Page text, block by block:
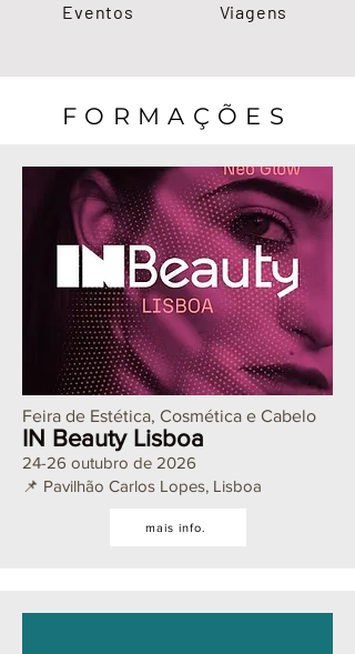
Eventos Viagens
FORMAÇÕES
Feira de Estética, Cosmética e Cabelo
IN Beauty Lisboa
24-26 outubro de 2026
📌 Pavilhão Carlos Lopes, Lisboa
mais info.